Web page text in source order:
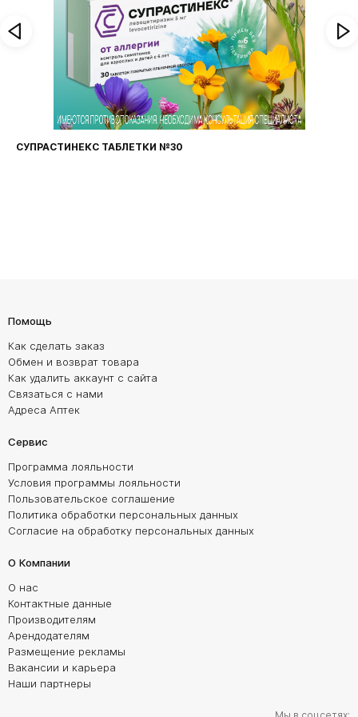
ФАРИНГОСЕПТ ТАБЛЕТКИ №20
Помощь
Как сделать заказ
Обмен и возврат товара
Как удалить аккаунт с сайта
Связаться с нами
Адреса Аптек
Сервис
Программа лояльности
Условия программы лояльности
Пользовательское соглашение
Политика обработки персональных данных
Согласие на обработку персональных данных
О Компании
О нас
Контактные данные
Производителям
Арендодателям
Размещение рекламы
Вакансии и карьера
Наши партнеры